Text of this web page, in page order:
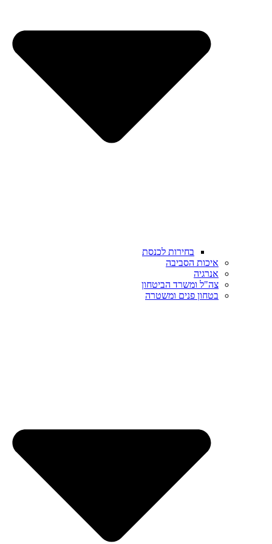
בחירות לכנסת
איכות הסביבה
אנרגיה
צה"ל ומשרד הביטחון
בטחון פנים ומשטרה